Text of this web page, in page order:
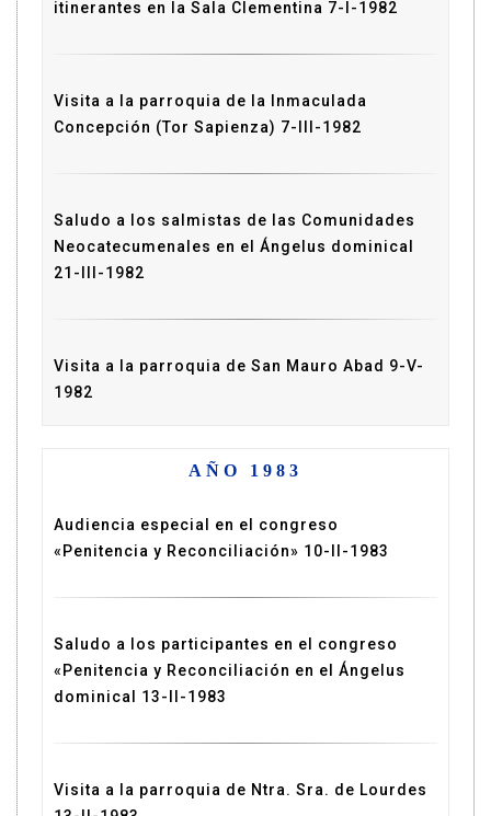
itinerantes en la Sala Clementina 7-I-1982
Visita a la parroquia de la Inmaculada
Concepción (Tor Sapienza) 7-III-1982
Saludo a los salmistas de las Comunidades
Neocatecumenales en el Ángelus dominical
21-III-1982
Visita a la parroquia de San Mauro Abad 9-V-
1982
AÑO 1983
Audiencia especial en el congreso
«Penitencia y Reconciliación» 10-II-1983
Saludo a los participantes en el congreso
«Penitencia y Reconciliación en el Ángelus
dominical 13-II-1983
Visita a la parroquia de Ntra. Sra. de Lourdes